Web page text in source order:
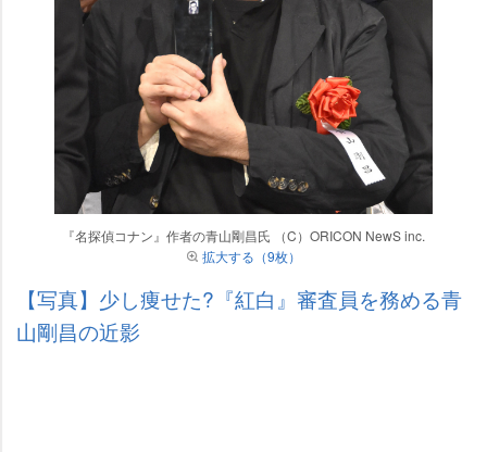
『名探偵コナン』作者の青山剛昌氏 （C）ORICON NewS inc.
拡大する（9枚）
【写真】少し痩せた?『紅白』審査員を務める青
山剛昌の近影